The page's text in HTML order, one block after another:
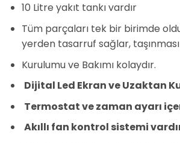
10 Litre yakıt tankı vardır
Tüm parçaları tek bir birimde
yerden tasarruf sağlar, taşınması
Kurulumu ve Bakımı kolaydır.
Dijital Led Ekran ve Uzaktan
Termostat ve zaman ayarı
Akıllı fan kontrol sistemi